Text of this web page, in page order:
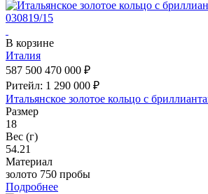
В корзине
Италия
587 500 470 000 ₽
Ритейл: 1 290 000 ₽
Итальянское золотое кольцо с
Размер
18
Вес (г)
54.21
Материал
золото 750 пробы
Подробнее